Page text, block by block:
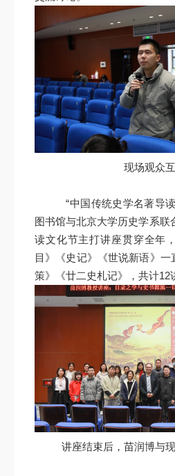
现场观众
“中国传统史学名著导
图书馆与北京大学历史学系联
读文化节主打讲座贯穿全年
目》《史记》《世说新语》
策》《廿二史札记》，共计12
讲座结束后，苗润博与